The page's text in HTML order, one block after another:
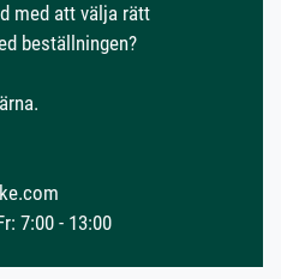
med att välja rätt
beställningen?
7:00 - 13:00